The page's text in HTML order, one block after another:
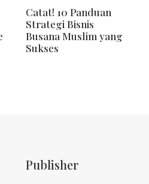
6 Rekomendasi Baju
Koko Pesta dan Toko
yang Menjualnya
Publisher